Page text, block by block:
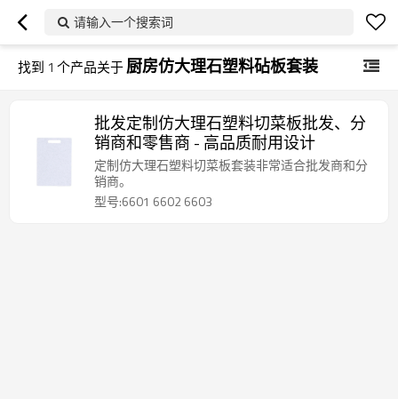
请输入一个搜索词
找到 1 个产品关于厨房仿大理石塑料砧板套装
批发定制仿大理石塑料切菜板批发、分
销商和零售商 - 高品质耐用设计
定制仿大理石塑料切菜板套装非常适合批发商和分
销商。
型号:6601 6602 6603